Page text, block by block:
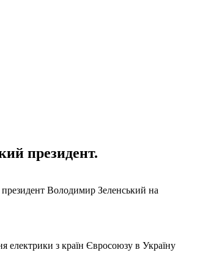
президент.
Володимир Зеленський на
електрики з країн Євросоюзу в Україну